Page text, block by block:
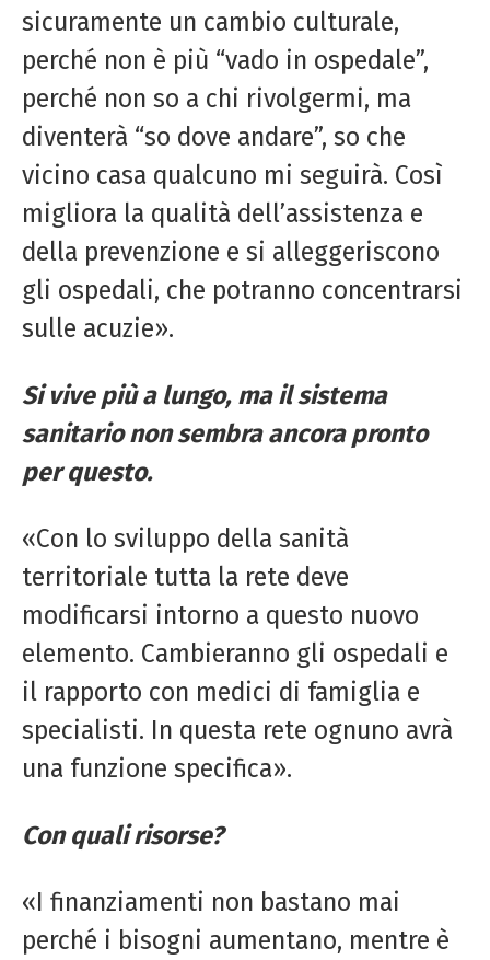
sicuramente un cambio culturale,
perché non è più “vado in ospedale”,
perché non so a chi rivolgermi, ma
diventerà “so dove andare”, so che
vicino casa qualcuno mi seguirà. Così
migliora la qualità dell’assistenza e
della prevenzione e si alleggeriscono
gli ospedali, che potranno concentrarsi
sulle acuzie».
Si vive più a lungo, ma il sistema
sanitario non sembra ancora pronto
per questo.
«Con lo sviluppo della sanità
territoriale tutta la rete deve
modificarsi intorno a questo nuovo
elemento. Cambieranno gli ospedali e
il rapporto con medici di famiglia e
specialisti. In questa rete ognuno avrà
una funzione specifica».
Con quali risorse?
«I finanziamenti non bastano mai
perché i bisogni aumentano, mentre è